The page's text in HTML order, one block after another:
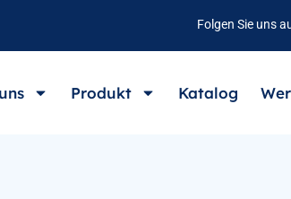
Folgen Sie uns
Produkt Katalog